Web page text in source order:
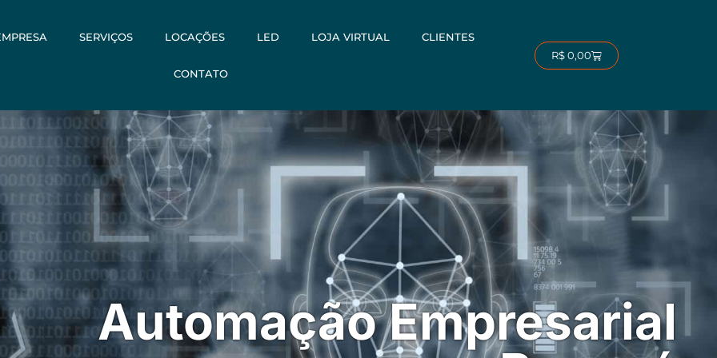
SERVIÇOS LOCAÇÕES LED LOJA VIRTUAL CLIENTES
CONTATO
R$0,00Carrinho
Automação Empresarial